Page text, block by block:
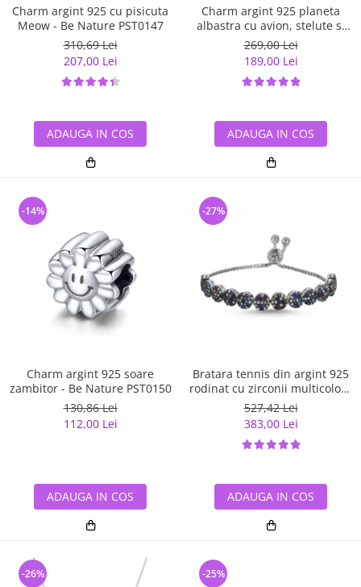
Charm argint 925 cu pisicuta
Meow - Be Nature PST0147
310,69 Lei
207,00 Lei
ADAUGA IN COS
Charm argint 925 planeta
albastra cu avion, stelute si
zirconii albe PST0149
269,00 Lei
189,00 Lei
ADAUGA IN COS
Charm argint 925 soare
zambitor - Be Nature PST0150
130,86 Lei
112,00 Lei
-14%
ADAUGA IN COS
Bratara tennis din argint 925
rodinat cu zirconii multicolore
- Be Elegant BTU0108
527,42 Lei
383,00 Lei
-27%
ADAUGA IN COS
-26% -25%